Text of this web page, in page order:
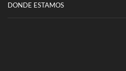
DONDE ESTAMOS